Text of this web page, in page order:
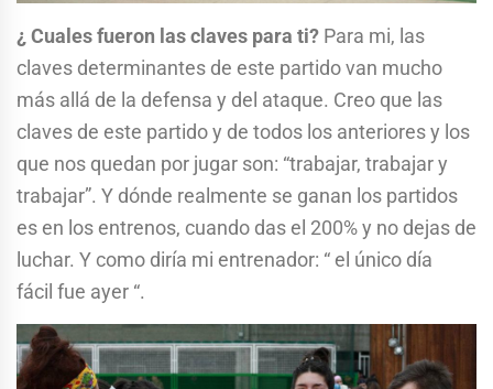
¿ Cuales fueron las claves para ti? Para mi, las
claves determinantes de este partido van mucho
más allá de la defensa y del ataque. Creo que las
claves de este partido y de todos los anteriores y los
que nos quedan por jugar son: “trabajar, trabajar y
trabajar”. Y dónde realmente se ganan los partidos
es en los entrenos, cuando das el 200% y no dejas de
luchar. Y como diría mi entrenador: “ el único día
fácil fue ayer “.